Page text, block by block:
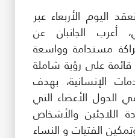
جميع الحقوق محفوظة.
نظم المعلومات
الاصطناعي
اليوم الأربعاء عبر
أعرب الجانبان عن
مستدامة وواسعة
قائمة على رؤية شاملة
الإنسانية، بهدف
الدول الأعضاء التي
اللاجئين والأشخاص
الفتيات و النساء